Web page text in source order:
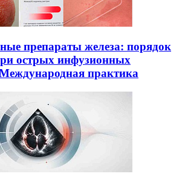
препараты железа: порядок
острых инфузионных
практика